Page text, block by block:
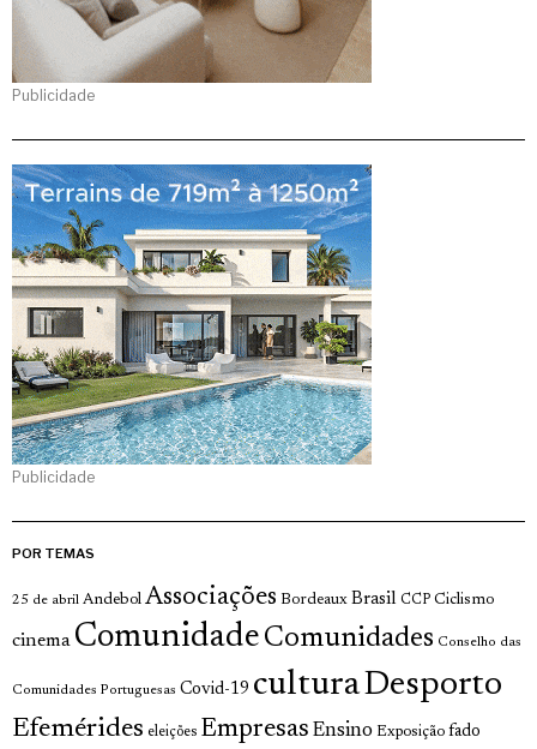
Publicidade
Publicidade
POR TEMAS
25 de abril Andebol Associações Bordeaux Brasil CCP Ciclismo
cinema Comunidade Comunidades Conselho das
Comunidades Portuguesas Covid-19 culturaDesporto
Efemérides eleições Empresas Ensino Exposição fado